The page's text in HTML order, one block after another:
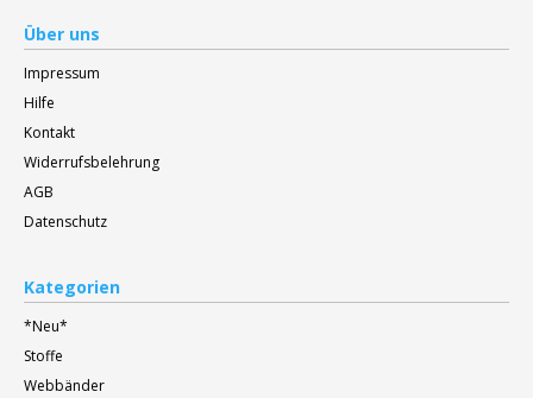
Über uns
Impressum
Hilfe
Kontakt
Widerrufsbelehrung
AGB
Datenschutz
Kategorien
*Neu*
Stoffe
Webbänder